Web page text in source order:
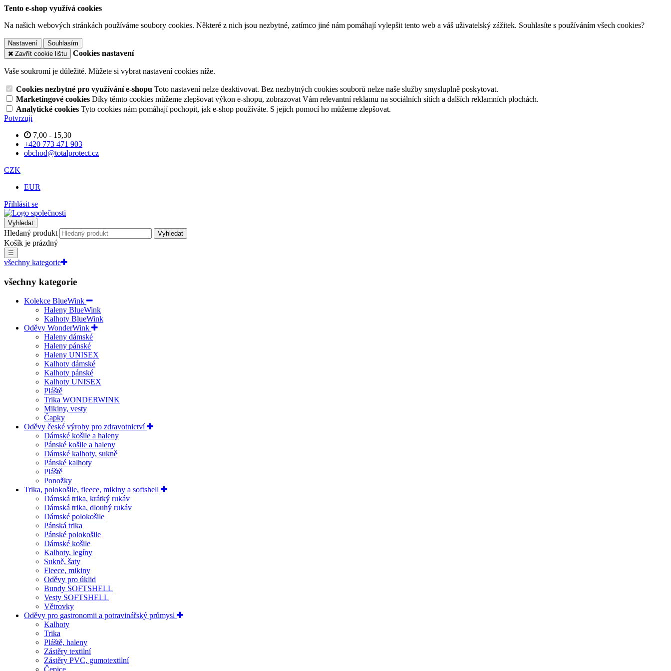
Tento e-shop využívá cookies
Na našich webových stránkách používáme soubory cookies. Některé z nich jsou nezbytné, zatímco jiné nám pomáhají vylepšit tento web a váš uživatelský zážitek. Souhlasíte s používáním všech cookies?
Nastavení
Souhlasím
Zavřít cookie lištu
Cookies nastavení
Vaše soukromí je důležité. Můžete si vybrat nastavení cookies níže.
Cookies nezbytné pro využívání e-shopu Toto nastavení nelze deaktivovat. Bez nezbytných cookies souborů nelze naše služby smysluplně poskytovat.
Marketingové cookies Díky těmto cookies můžeme zlepšovat výkon e-shopu, zobrazovat Vám relevantní reklamu na sociálních sítích a dalších reklamních plochách.
Analytické cookies Tyto cookies nám pomáhají pochopit, jak e-shop používáte. S jejich pomocí ho můžeme zlepšovat.
Potvrzuji
7,00 - 15,30
+420 773 471 903
obchod@totalprotect.cz
CZK
EUR
Přihlásit se
Vyhledat
Hledaný produkt Vyhledat
Košík je prázdný
☰
všechny kategorie
všechny kategorie
Kolekce BlueWink
Haleny BlueWink
Kalhoty BlueWink
Oděvy WonderWink
Haleny dámské
Haleny pánské
Haleny UNISEX
Kalhoty dámské
Kalhoty pánské
Kalhoty UNISEX
Pláště
Trika WONDERWINK
Mikiny, vesty
Čapky
Oděvy české výroby pro zdravotnictví
Dámské košile a haleny
Pánské košile a haleny
Dámské kalhoty, sukně
Pánské kalhoty
Pláště
Ponožky
Trika, polokošile, fleece, mikiny a softshell
Dámská trika, krátký rukáv
Dámská trika, dlouhý rukáv
Dámské polokošile
Pánská trika
Pánské polokošile
Dámské košile
Kalhoty, legíny
Sukně, šaty
Fleece, mikiny
Oděvy pro úklid
Bundy SOFTSHELL
Vesty SOFTSHELL
Větrovky
Oděvy pro gastronomii a potravinářský průmysl
Kalhoty
Trika
Pláště, haleny
Zástěry textilní
Zástěry PVC, gumotextilní